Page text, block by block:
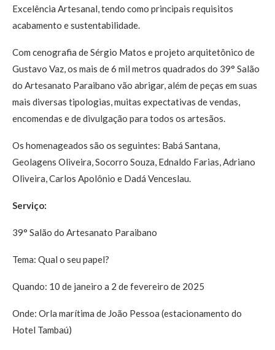
Excelência Artesanal, tendo como principais requisitos
acabamento e sustentabilidade.
Com cenografia de Sérgio Matos e projeto arquitetônico de
Gustavo Vaz, os mais de 6 mil metros quadrados do 39° Salão
do Artesanato Paraibano vão abrigar, além de peças em suas
mais diversas tipologias, muitas expectativas de vendas,
encomendas e de divulgação para todos os artesãos.
Os homenageados são os seguintes: Babá Santana,
Geolagens Oliveira, Socorro Souza, Ednaldo Farias, Adriano
Oliveira, Carlos Apolônio e Dadá Venceslau.
Serviço:
39° Salão do Artesanato Paraibano
Tema: Qual o seu papel?
Quando: 10 de janeiro a 2 de fevereiro de 2025
Onde: Orla marítima de João Pessoa (estacionamento do
Hotel Tambaú)